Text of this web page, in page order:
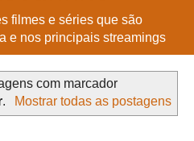
filmes e séries que são
e nos principais streamings
com marcador
. Mostrar todas as postagens